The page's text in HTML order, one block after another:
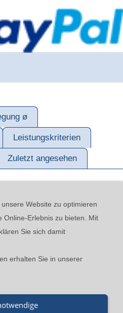
ø
Leistungskriterien
Zuletzt angesehen
Cookies
Widerrufsrecht
19 - 76437 Rastatt - Tel.:
unsere Website zu optimieren
Online-Erlebnis zu bieten. Mit
Sie sich damit
erhalten Sie in unserer